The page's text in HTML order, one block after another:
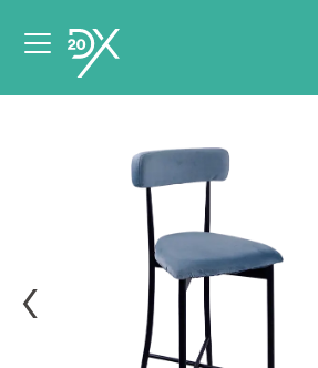
dates de votre
événement.
Choisir mes dates